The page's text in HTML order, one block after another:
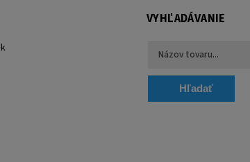
VYHĽADÁVANIE
Hľadať